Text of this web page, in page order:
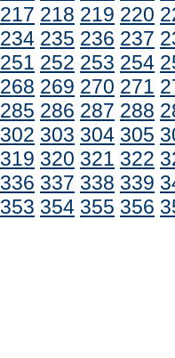
217 218 219 220
234 235 236 237
251 252 253 254
268 269 270 271
285 286 287 288
302 303 304 305
319 320 321 322
336 337 338 339
353 354 355 356